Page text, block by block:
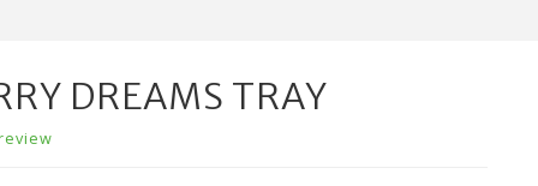
DREAMS TRAY